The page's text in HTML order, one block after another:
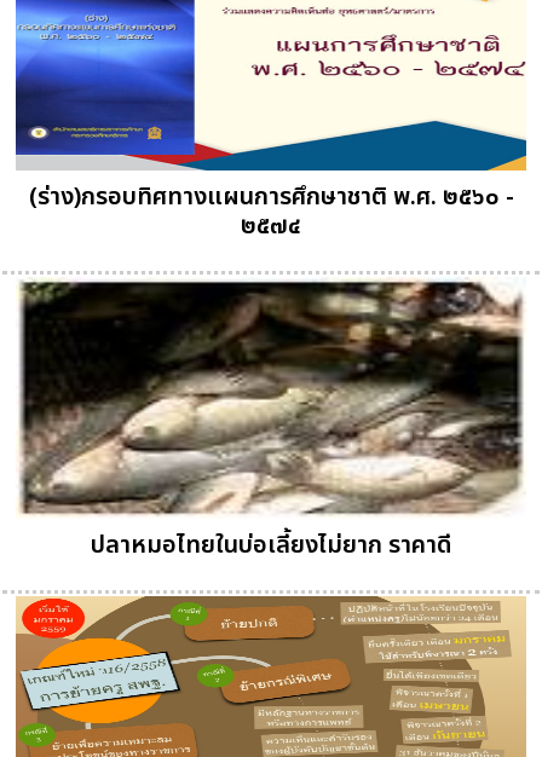
(ร่าง)กรอบทิศทางแผนการศึกษาชาติ พ.ศ. ๒๕๖๐ -
๒๕๗๔
ปลาหมอไทยในบ่อเลี้ยงไม่ยาก ราคาดี